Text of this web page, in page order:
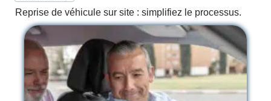
Reprise de véhicule sur site : simplifiez le processus.